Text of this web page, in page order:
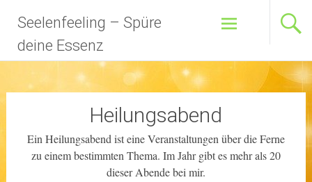
Inhalt
springen
Seelenfeeling – Spüre
deine Essenz
Heilungsabend
Ein Heilungsabend ist eine Veranstaltungen über die Ferne
zu einem bestimmten Thema. Im Jahr gibt es mehr als 20
dieser Abende bei mir.